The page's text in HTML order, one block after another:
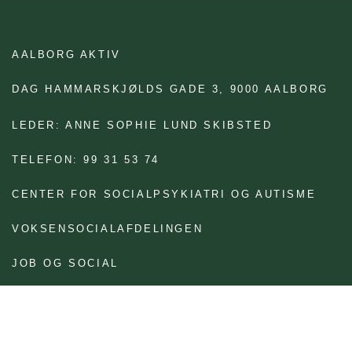
AALBORG AKTIV
DAG HAMMARSKJØLDS GADE 3, 9000 AALBORG
LEDER: ANNE SOPHIE LUND SKIBSTED
TELEFON: 99 31 53 74
CENTER FOR SOCIALPSYKIATRI OG AUTISME
VOKSENSOCIALAFDELINGEN
JOB OG SOCIAL